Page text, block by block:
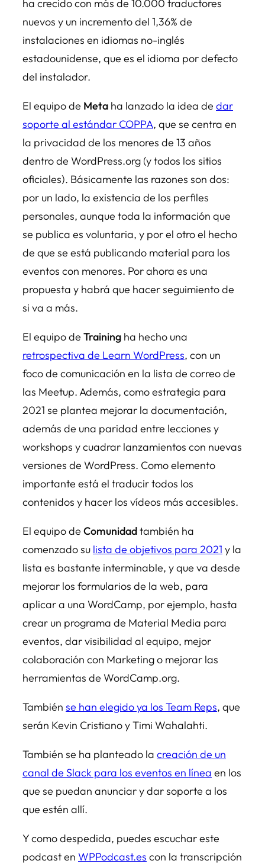
ha crecido con más de 10.000 traductores
nuevos y un incremento del 1,36% de
instalaciones en idiomas no-inglés
estadounidense, que es el idioma por defecto
del instalador.
El equipo de Meta ha lanzado la idea de dar
soporte al estándar COPPA, que se centra en
la privacidad de los menores de 13 años
dentro de WordPress.org (y todos los sitios
oficiales). Básicamente las razones son dos:
por un lado, la existencia de los perfiles
personales, aunque toda la información que
se publica es voluntaria, y por el otro el hecho
de que se está publicando material para los
eventos con menores. Por ahora es una
propuesta y habrá que hacer seguimiento de
si va a más.
El equipo de Training ha hecho una
retrospectiva de Learn WordPress, con un
foco de comunicación en la lista de correo de
las Meetup. Además, como estrategia para
2021 se plantea mejorar la documentación,
además de una paridad entre lecciones y
workshops y cuadrar lanzamientos con nuevas
versiones de WordPress. Como elemento
importante está el traducir todos los
contenidos y hacer los vídeos más accesibles.
El equipo de Comunidadtambién ha
comenzado su lista de objetivos para 2021 y la
lista es bastante interminable, y que va desde
mejorar los formularios de la web, para
aplicar a una WordCamp, por ejemplo, hasta
crear un programa de Material Media para
eventos, dar visibilidad al equipo, mejor
colaboración con Marketing o mejorar las
herramientas de WordCamp.org.
También se han elegido ya los Team Reps, que
serán Kevin Cristiano y Timi Wahalahti.
También se ha planteado la creación de un
canal de Slack para los eventos en línea en los
que se puedan anunciar y dar soporte a los
que estén allí.
Y como despedida, puedes escuchar este
podcast en WPPodcast.es con la transcripción